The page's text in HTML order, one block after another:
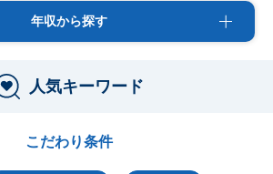
年収から探す
人気キーワード
こだわり条件